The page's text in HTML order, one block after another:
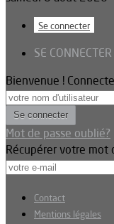
Se connecter
SE CONNECTER
Bienvenue !
Mot de passe oublié?
Récupérer votre mot
Contact
Mentions légales